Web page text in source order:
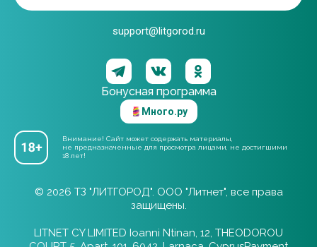
Бонусная программа
Много.ру
Внимание! Сайт может содержать материалы,
не предназначенные для просмотра лицами, не достигшими
18 лет!
support@litgorod.ru
© 2026 ТЗ "ЛИТГОРОД". ООО "Литнет", все права
защищены.
LITNET CY LIMITED Ioanni Ntinan, 12, THEODOROU